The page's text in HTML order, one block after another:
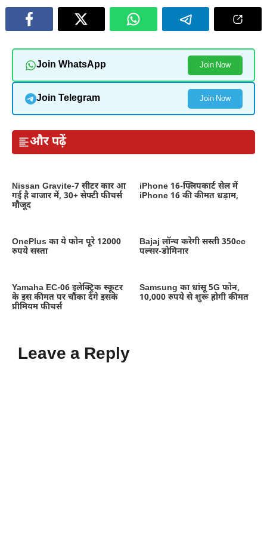
Join WhatsApp Join Now
Join Telegram Join Now
और पढ़ें
Nissan Gravite-7 सीटर कार आ
गई है बाजार में, 30+ सेफ्टी फीचर्स
मौजूद
iPhone 16-फ्लिपकार्ट सेल में
iPhone 16 की कीमत धड़ाम,
OnePlus का ये फोन पूरे 12000
रुपये सस्ता
Bajaj लॉन्च करेगी सस्ती 350cc
पल्सर-डोमिनार
Yamaha EC-06 इलेक्ट्रिक स्कूटर
के इस कीमत पर चौंका देंगे इसके
प्रीमियम फीचर्स
Samsung का धांसू 5G फोन,
10,000 रुपये से शुरू होगी कीमत
Leave a Reply